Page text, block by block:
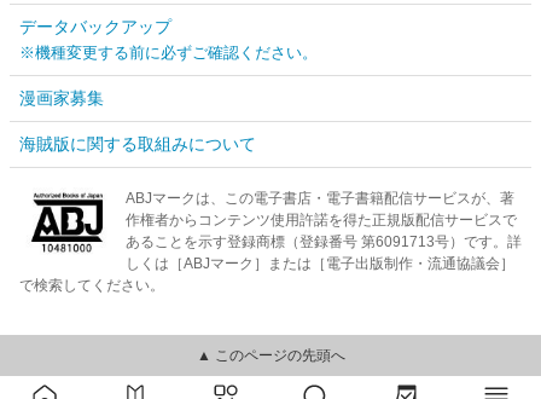
データバックアップ
※機種変更する前に必ずご確認ください。
漫画家募集
海賊版に関する取組みについて
ABJマークは、この電子書店・電子書籍配信サービスが、著
作権者からコンテンツ使用許諾を得た正規版配信サービスで
あることを示す登録商標（登録番号 第6091713号）です。詳
しくは［ABJマーク］または［電子出版制作・流通協議会］
で検索してください。
▲ このページの先頭へ